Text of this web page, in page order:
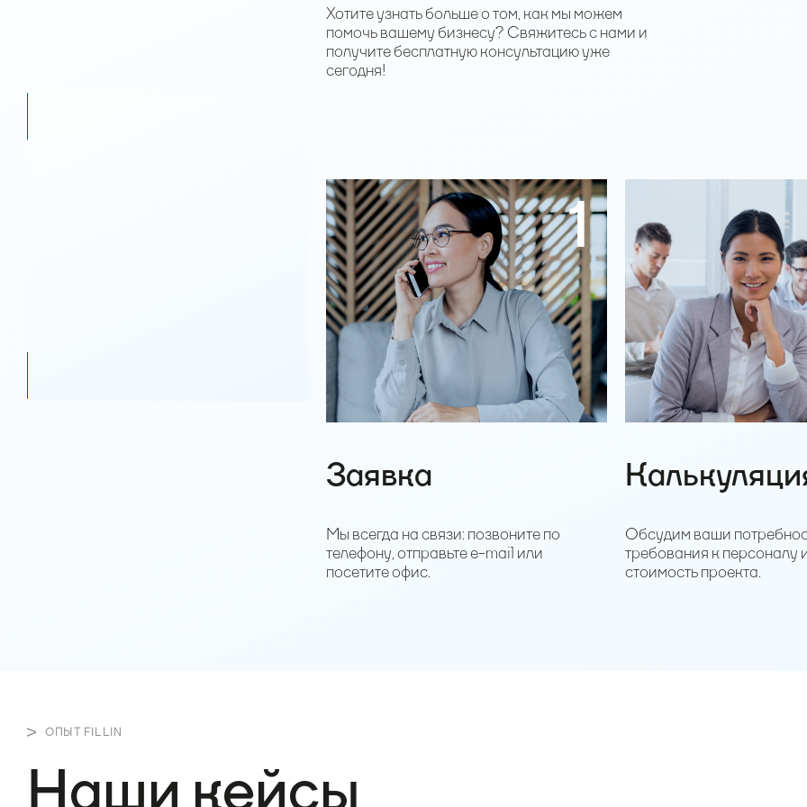
Хотите узнать больше о том, как мы можем
помочь вашему бизнесу? Свяжитесь с нами и
получите бесплатную консультацию уже
сегодня!
1
Заявка
Мы всегда на связи: позвоните по
телефону, отправьте e-mail или
посетите офис.
Обсудим ваши
требования к персоналу
стоимость проекта.
ОПЫТ FILLIN
Наши кейсы